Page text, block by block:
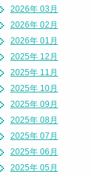
2026年 03月
2026年 02月
2026年 01月
2025年 12月
2025年 11月
2025年 10月
2025年 09月
2025年 08月
2025年 07月
2025年 06月
2025年 05月